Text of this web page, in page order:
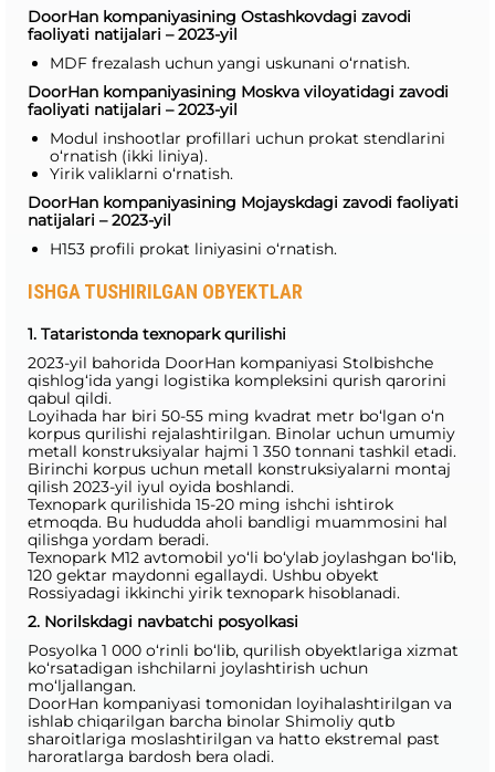
DoorHan kompaniyasining Ostashkovdagi zavodi
faoliyati natijalari – 2023-yil
MDF frezalash uchun yangi uskunani o‘rnatish.
DoorHan kompaniyasining Moskva viloyatidagi zavodi
faoliyati natijalari – 2023-yil
Modul inshootlar profillari uchun prokat stendlarini
o‘rnatish (ikki liniya).
Yirik valiklarni o‘rnatish.
DoorHan kompaniyasining Mojayskdagi zavodi faoliyati
natijalari – 2023-yil
H153 profili prokat liniyasini o‘rnatish.
ISHGA TUSHIRILGAN OBYEKTLAR
1. Tataristonda texnopark qurilishi
2023-yil bahorida DoorHan kompaniyasi Stolbishche
qishlog‘ida yangi logistika kompleksini qurish qarorini
qabul qildi.
Loyihada har biri 50-55 ming kvadrat metr bo‘lgan o‘n
korpus qurilishi rejalashtirilgan. Binolar uchun umumiy
metall konstruksiyalar hajmi 1 350 tonnani tashkil etadi.
Birinchi korpus uchun metall konstruksiyalarni montaj
qilish 2023-yil iyul oyida boshlandi.
Texnopark qurilishida 15-20 ming ishchi ishtirok
etmoqda. Bu hududda aholi bandligi muammosini hal
qilishga yordam beradi.
Texnopark M12 avtomobil yo‘li bo‘ylab joylashgan bo‘lib,
120 gektar maydonni egallaydi. Ushbu obyekt
Rossiyadagi ikkinchi yirik texnopark hisoblanadi.
2. Norilskdagi navbatchi posyolkasi
Posyolka 1 000 o‘rinli bo‘lib, qurilish obyektlariga xizmat
ko‘rsatadigan ishchilarni joylashtirish uchun
mo‘ljallangan.
DoorHan kompaniyasi tomonidan loyihalashtirilgan va
ishlab chiqarilgan barcha binolar Shimoliy qutb
sharoitlariga moslashtirilgan va hatto ekstremal past
haroratlarga bardosh bera oladi.